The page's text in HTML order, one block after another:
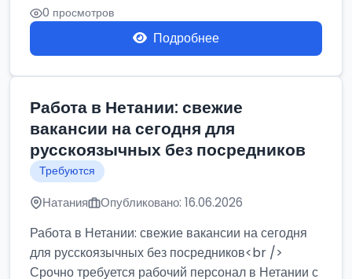
0 просмотров
Подробнее
Работа в Нетании: свежие
вакансии на сегодня для
русскоязычных без посредников
Требуются
Натания Опубликовано: 16.06.2026
Работа в Нетании: свежие вакансии на сегодня
для русскоязычных без посредников<br />
Срочно требуется рабочий персонал в Нетании с